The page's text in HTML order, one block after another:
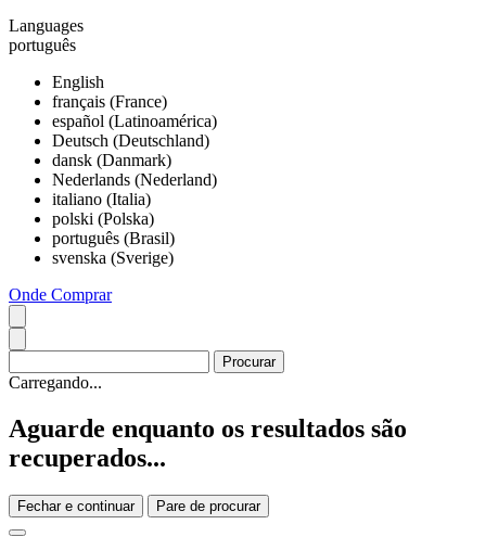
Languages
português
English
français (France)
español (Latinoamérica)
Deutsch (Deutschland)
dansk (Danmark)
Nederlands (Nederland)
italiano (Italia)
polski (Polska)
português (Brasil)
svenska (Sverige)
Onde Comprar
Carregando...
Aguarde enquanto os resultados são
recuperados...
Fechar e continuar Pare de procurar